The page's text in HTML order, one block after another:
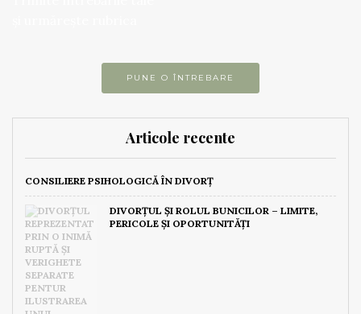
PUNE O ÎNTREBARE
Articole recente
CONSILIERE PSIHOLOGICĂ ÎN DIVORȚ
DIVORȚUL ȘI ROLUL BUNICILOR – LIMITE,
PERICOLE ȘI OPORTUNITĂȚI